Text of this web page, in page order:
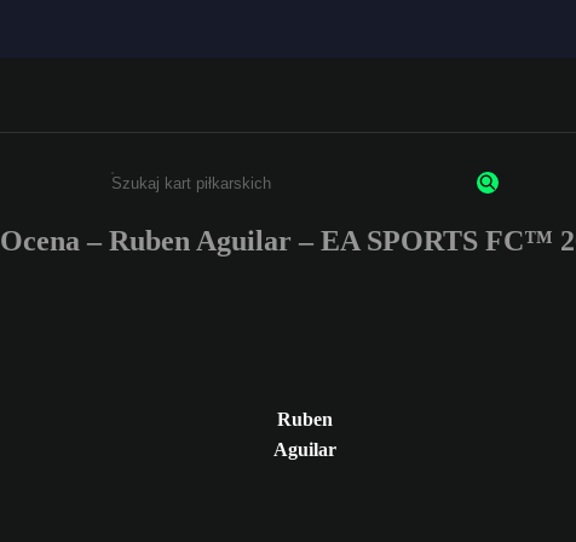
Wpisz co najmniej 3 znaki lub cyfry.
Ocena – Ruben Aguilar – EA SPORTS FC™
Ruben
Aguilar